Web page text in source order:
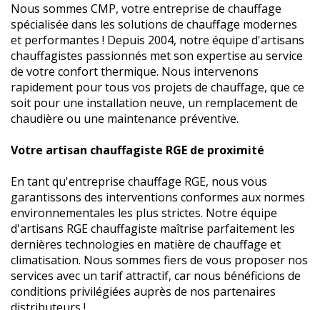
Nous sommes CMP, votre entreprise de chauffage
spécialisée dans les solutions de chauffage modernes
et performantes ! Depuis 2004, notre équipe d'artisans
chauffagistes passionnés met son expertise au service
de votre confort thermique. Nous intervenons
rapidement pour tous vos projets de chauffage, que ce
soit pour une installation neuve, un remplacement de
chaudière ou une maintenance préventive.
Votre artisan chauffagiste RGE de proximité
En tant qu'entreprise chauffage RGE, nous vous
garantissons des interventions conformes aux normes
environnementales les plus strictes. Notre équipe
d'artisans RGE chauffagiste maîtrise parfaitement les
dernières technologies en matière de chauffage et
climatisation. Nous sommes fiers de vous proposer nos
services avec un tarif attractif, car nous bénéficions de
conditions privilégiées auprès de nos partenaires